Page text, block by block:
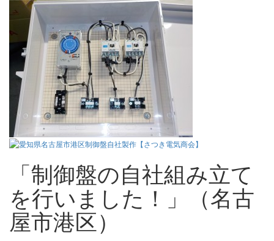
「制御盤の自社組み立て
を行いました！」（名古
屋市港区）